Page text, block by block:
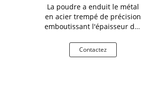
La poudre a enduit le métal
en acier trempé de précision
emboutissant l'épaisseur des
Contactez